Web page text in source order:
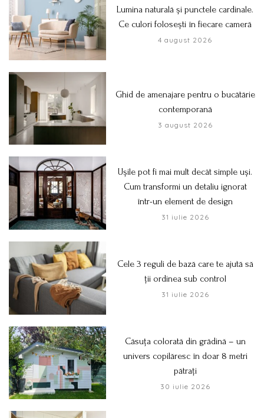
Lumina naturală și punctele cardinale.
Ce culori folosești în fiecare cameră
4 august 2026
Ghid de amenajare pentru o bucătărie
contemporană
3 august 2026
Ușile pot fi mai mult decât simple uși.
Cum transformi un detaliu ignorat
într-un element de design
31 iulie 2026
Cele 3 reguli de bază care te ajută să
ții ordinea sub control
31 iulie 2026
Căsuța colorată din grădină – un
univers copilăresc în doar 8 metri
pătrați
30 iulie 2026